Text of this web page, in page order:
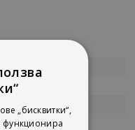
„бисквитки“,
функционира